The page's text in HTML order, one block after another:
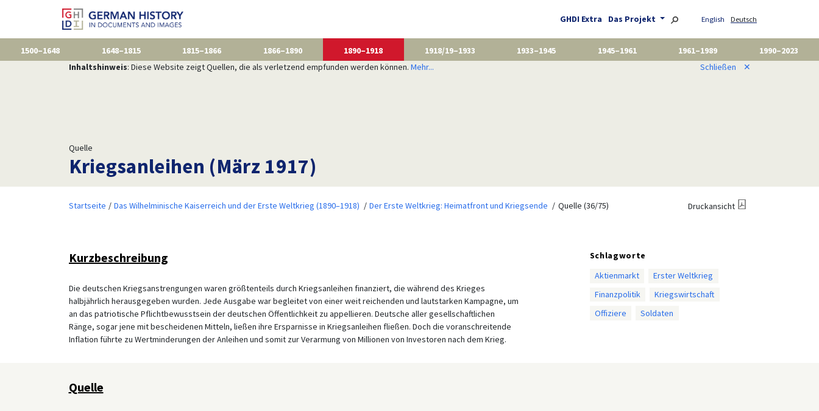
GHDI Extra Das Projekt English Deutsch
1500–1648 1648–1815 1815–1866 1866–1890 1890–1918 1918/19–1933 1933–1945 1945–1961 1961–1989
1990–2023
Inhaltshinweis: Diese Website zeigt Quellen, die als verletzend empfunden werden können. Mehr... Schließen ✕
Quelle
Kriegsanleihen (März 1917)
Startseite Das Wilhelminische Kaiserreich und der Erste Weltkrieg (1890–1918) Der Erste Weltkrieg: Heimatfront und Kriegsende Quelle (36/75) Druckansicht
Kurzbeschreibung
Die deutschen Kriegsanstrengungen waren größtenteils durch Kriegsanleihen finanziert, die während des Krieges
halbjährlich herausgegeben wurden. Jede Ausgabe war begleitet von einer weit reichenden und lautstarken Kampagne, um
an das patriotische Pflichtbewusstsein der deutschen Öffentlichkeit zu appellieren. Deutsche aller gesellschaftlichen
Ränge, sogar jene mit bescheidenen Mitteln, ließen ihre Ersparnisse in Kriegsanleihen fließen. Doch die voranschreitende
Inflation führte zu Wertminderungen der Anleihen und somit zur Verarmung von Millionen von Investoren nach dem Krieg.
Schlagworte
Aktienmarkt
Erster Weltkrieg
Finanzpolitik
Kriegswirtschaft
Offiziere
Soldaten
Quelle